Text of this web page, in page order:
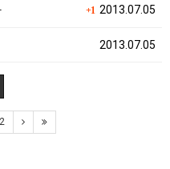
+1 2013.07.05
2013.07.05
2